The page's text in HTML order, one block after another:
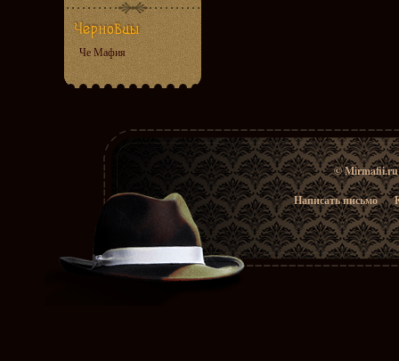
Че Мафия
© Mirmafii.ru
Написать письмо